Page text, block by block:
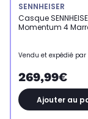
SENNHEISER
Casque
Momentum 4
Vendu et expédié par
269,99€
Ajouter au